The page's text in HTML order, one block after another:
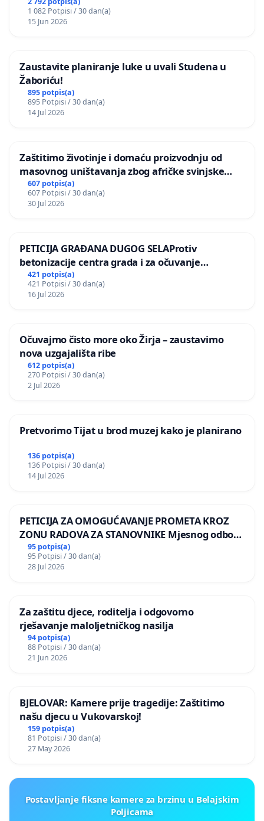
1 082 Potpisi / 30 dan(a)
15 Jun 2026
Zaustavite planiranje luke u uvali Studena u
Žaboriću!
895 potpis(a)
895 Potpisi / 30 dan(a)
14 Jul 2026
Zaštitimo životinje i domaću proizvodnju od
masovnog uništavanja zbog afričke svinjske
kuge
607 potpis(a)
607 Potpisi / 30 dan(a)
30 Jul 2026
PETICIJA GRAĐANA DUGOG SELAProtiv
betonizacije centra grada i za očuvanje
postojećih zelenih površina i odraslih stabala pri
donošenju izmjena urbanističkog plana
421 potpis(a)
421 Potpisi / 30 dan(a)
16 Jul 2026
Očuvajmo čisto more oko Žirja – zaustavimo
nova uzgajališta ribe
612 potpis(a)
270 Potpisi / 30 dan(a)
2 Jul 2026
Pretvorimo Tijat u brod muzej kako je planirano
136 potpis(a)
136 Potpisi / 30 dan(a)
14 Jul 2026
PETICIJA ZA OMOGUĆAVANJE PROMETA KROZ
ZONU RADOVA ZA STANOVNIKE Mjesnog odbora
Kamensko i Lemić Brdo
95 potpis(a)
95 Potpisi / 30 dan(a)
28 Jul 2026
Za zaštitu djece, roditelja i odgovorno
rješavanje maloljetničkog nasilja
94 potpis(a)
88 Potpisi / 30 dan(a)
21 Jun 2026
BJELOVAR: Kamere prije tragedije: Zaštitimo
našu djecu u Vukovarskoj!
159 potpis(a)
81 Potpisi / 30 dan(a)
27 May 2026
Postavljanje fiksne kamere za brzinu u Belajskim
Poljicama